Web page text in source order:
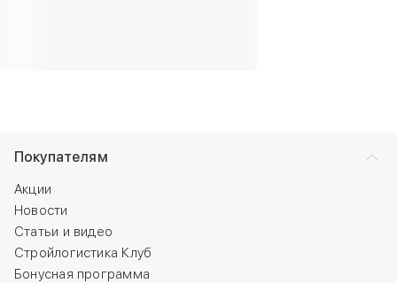
Покупателям
Акции
Новости
Статьи и видео
Стройлогистика Клуб
Бонусная программа